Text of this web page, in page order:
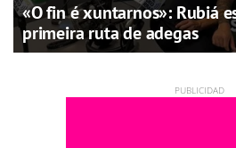
«O fin é xuntarnos»: Rubiá
primeira ruta de adegas